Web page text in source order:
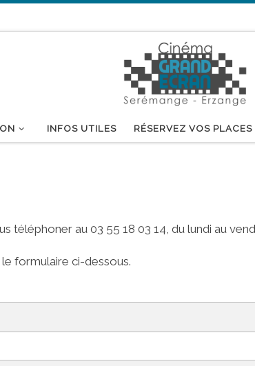
INFOS UTILES RÉSERVEZ VOS PLACES
téléphoner au 03 55 18 03 14, du lundi au
formulaire ci-dessous.